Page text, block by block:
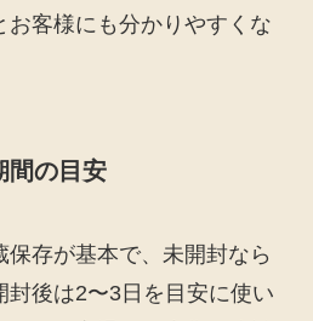
お客様にも分かりやすくな
間の目安
存が基本で、未開封なら
封後は2〜3日を目安に使い